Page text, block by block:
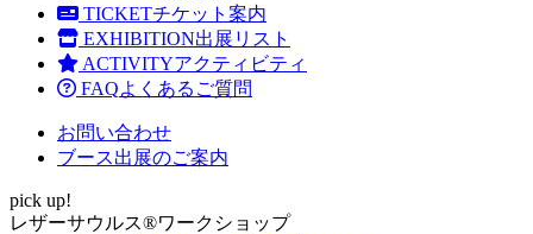
TICKETチケット案内
EXHIBITION出展リスト
ACTIVITYアクティビティ
FAQよくあるご質問
お問い合わせ
ブース出展のご案内
pick up!
レザーサウルス®︎ワークショップ